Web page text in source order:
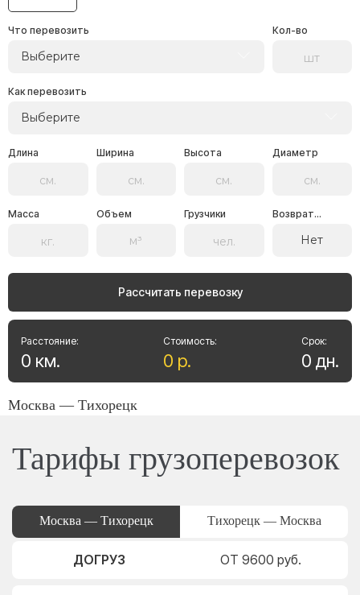
Что перевозить
Выберите
Кол-во
Как перевозить
Выберите
Длина Ширина Высота Диаметр
Масса Объем Грузчики Возврат...
Нет
Рассчитать перевозку
Стоимость:
0 р.
Расстояние:
0 км.
Срок:
0 дн.
Москва — Тихорецк
Тарифы грузоперевозок
Москва — Тихорецк Тихорецк — Москва
ДОГРУЗ ОТ 9600 руб.